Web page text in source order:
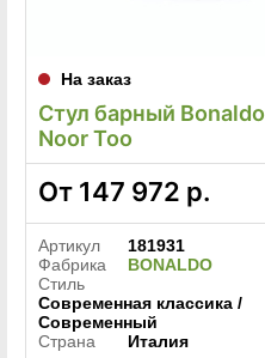
На заказ
Стул барный Bonaldo
Noor Too
От 147 972 р.
Артикул
181931
Фабрика
BONALDO
Стиль
Современная классика /
Современный
Страна
Италия